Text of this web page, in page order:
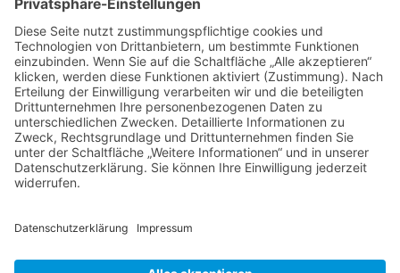
Webseiten bedarf, soweit nicht ausdrücklich
gesetzlich erlaubt (§ 44a ff. UrhG), der vorherigen
Zustimmung des jeweiligen Rechteinhabers.
Einzelne Vervielfältigungen eines Werkes sind
nur zum privaten Gebrauch gestattet, dürfen
also weder direkt noch indirekt der
Gewinnerzielung dienen. Die unerlaubte
Werken ist strafbar (§ 106 des
Urheberrechtsgesetzes).